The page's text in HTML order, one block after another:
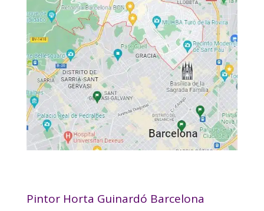
Pintor Horta Guinardó Barcelona